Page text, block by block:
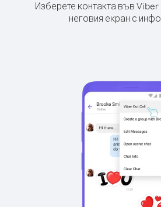
Изберете контакта във Viber
неговия екран с